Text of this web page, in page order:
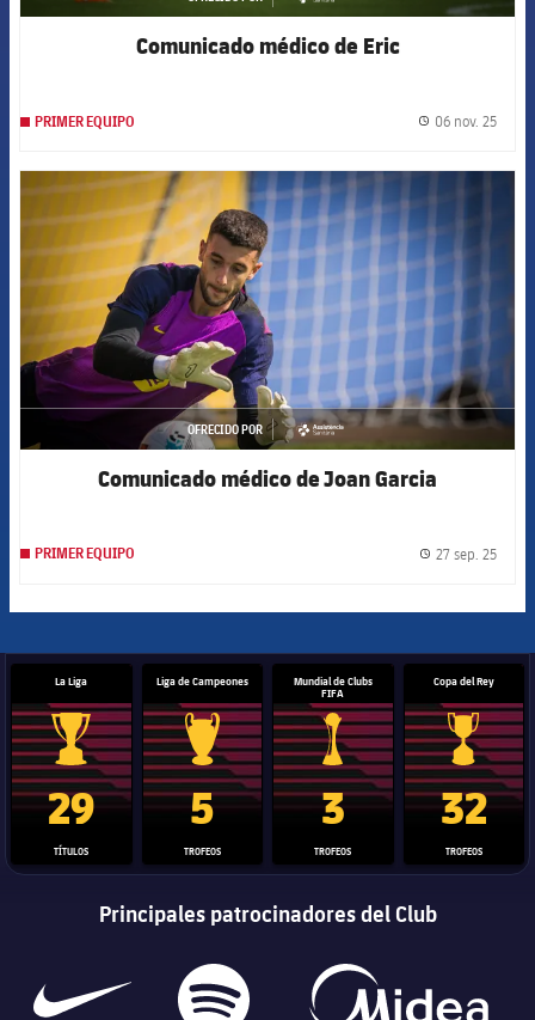
asistencia
Comunicado médico de Eric
PRIMER EQUIPO 06 nov. 25
FCB Barcelona badge
OFRECIDO POR
asistencia
Comunicado médico de Joan Garcia
PRIMER EQUIPO 27 sep. 25
La Liga
Trofeo de La Liga
29
TÍTULOS
Liga de Campeones
Trofeo de la Liga de Campeones
5
TROFEOS
Mundial de Clubs
FIFA
Trofeo del Mundial de
3
TROFEOS
Copa del Rey
Copa del
32
TROFEOS
Principales patrocinadores del Club